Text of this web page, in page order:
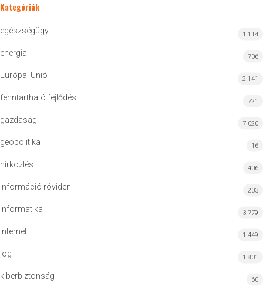
Kategóriák
egészségügy 1 114
energia 706
Európai Unió 2 141
fenntartható fejlődés 721
gazdaság 7 020
geopolitika 16
hírközlés 406
információ röviden 203
informatika 3 779
Internet 1 449
jog 1 801
kiberbiztonság 60